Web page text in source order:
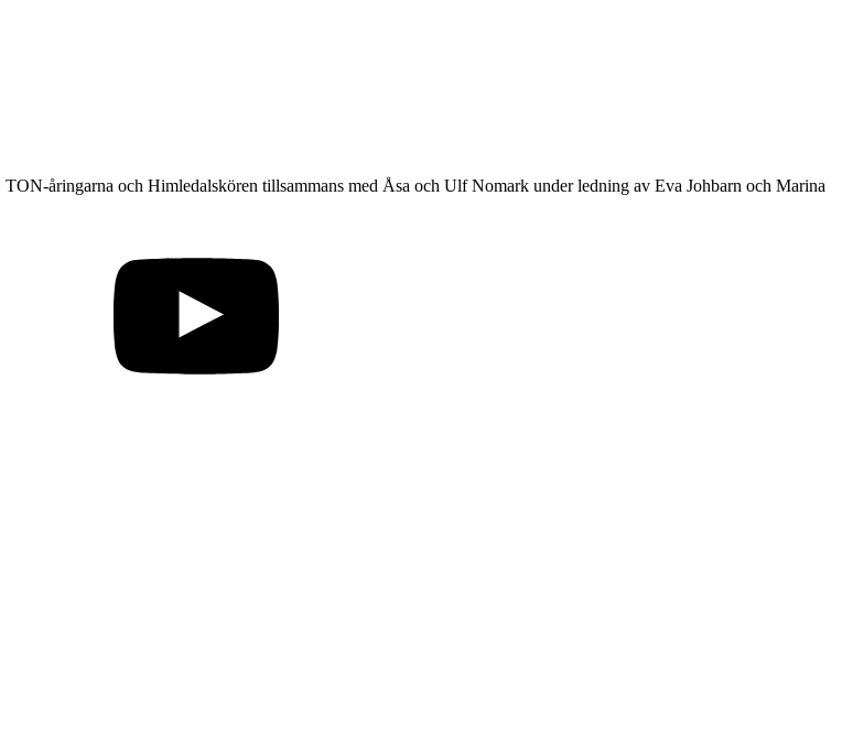
åringarna och Himledalskören tillsammans med Åsa och Ulf Nomark under ledning av Eva Johbarn och Marina